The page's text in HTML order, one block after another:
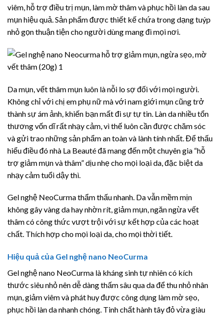
viêm, hỗ trợ điều trị mụn, làm mờ thâm và phục hồi làn da sau
mụn hiệu quả. Sản phẩm được thiết kế chứa trong dạng tuýp
nhỏ gọn thuận tiện cho người dùng mang đi mọi nơi.
Da mụn, vết thâm mụn luôn là nỗi lo sợ đối với mọi người.
Không chỉ với chị em phụ nữ mà với nam giới mụn cũng trở
thành sự ám ảnh, khiến bạn mất đi sự tự tin. Làn da nhiều tổn
thương vốn dĩ rất nhạy cảm, vì thế luôn cần được chăm sóc
và gửi trao những sản phẩm an toàn và lành tính nhất. Để thấu
hiểu điều đó nhà La Beauté đã mang đến một chuyên gia “hỗ
trợ giảm mụn và thâm” dịu nhẹ cho mọi loại da, đặc biệt da
nhạy cảm tuổi dậy thì.
Gel nghệ NeoCurma thẩm thấu nhanh. Da vẫn mềm mịn
không gây vàng da hay nhờn rít, giảm mụn, ngăn ngừa vết
thâm có công thức vượt trội với sự kết hợp của các hoạt
chất. Thích hợp cho mọi loại da, cho mọi thời tiết.
Hiệu quả của Gel nghệ nano NeoCurma
Gel nghệ nano NeoCurma là kháng sinh tự nhiên có kích
thước siêu nhỏ nên dễ dàng thấm sâu qua da để thu nhỏ nhân
mụn, giảm viêm và phát huy được công dụng làm mờ sẹo,
phục hồi làn da nhanh chóng. Tinh chất hành tây đỏ vừa giàu